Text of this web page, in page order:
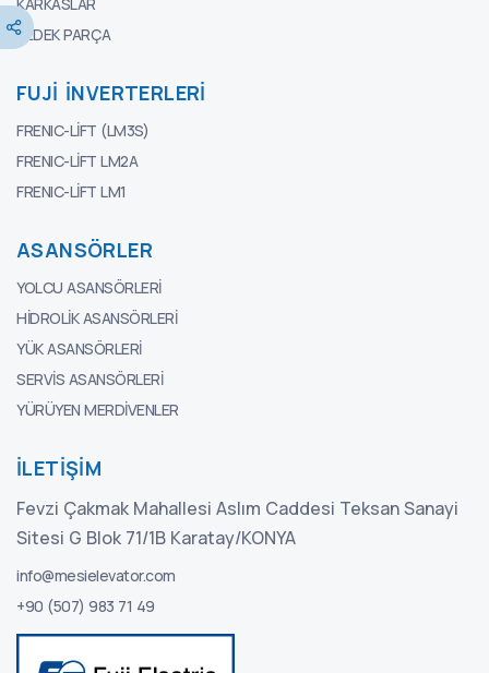
YEDEK PARÇA
FUJI İNVERTERLERI
FRENIC-LIFT (LM3S)
FRENIC-LIFT LM2A
FRENIC-LIFT LM1
ASANSÖRLER
YOLCU ASANSÖRLERI
HIDROLIK ASANSÖRLERI
YÜK ASANSÖRLERI
SERVIS ASANSÖRLERI
YÜRÜYEN MERDIVENLER
İLETIŞIM
Fevzi Çakmak Mahallesi Aslım Caddesi Teksan Sanayi
Sitesi G Blok 71/1B Karatay/KONYA
info@mesielevator.com
+90 (507) 983 71 49